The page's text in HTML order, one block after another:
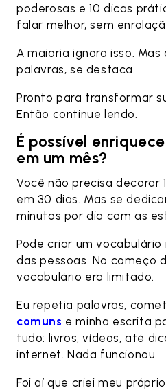
poderosas e 10 dicas
falar melhor, sem
A maioria ignora isso.
palavras, se destaca.
Pronto para transformar
Então continue lendo.
É possível
em um mês?
Você não precisa decorar
em 30 dias. Mas se
minutos por dia com as
Pode criar um vocabulário
das pessoas. No começo
vocabulário era limitado.
Eu repetia palavras,
comuns e minha escrita
tudo: livros, vídeos, até
internet. Nada funcionou.
Foi aí que criei meu